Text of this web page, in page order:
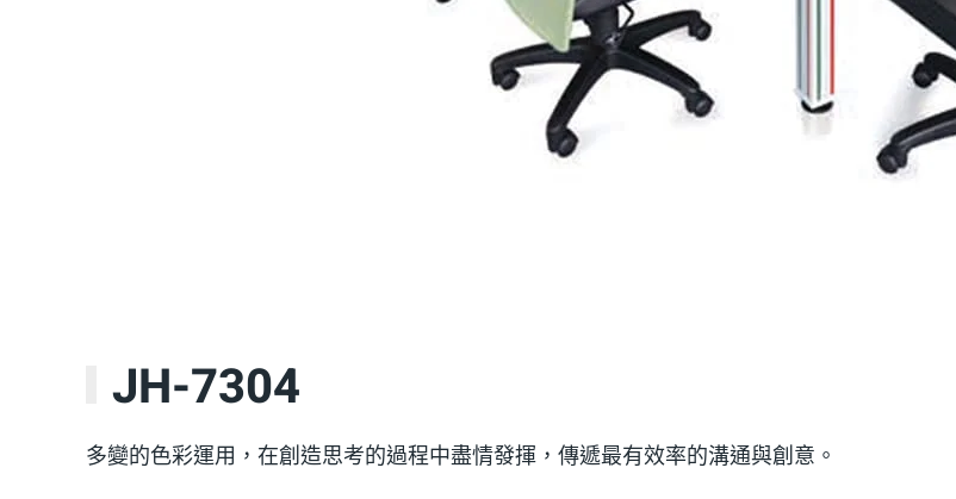
JH-7304
多變的色彩運用，在創造思考的過程中盡情發揮，傳遞最有效率的溝通與創意。